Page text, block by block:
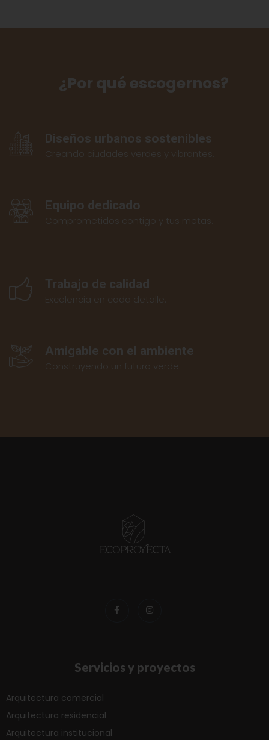
¿Por qué escogernos?
Diseños urbanos sostenibles
Creando ciudades verdes y vibrantes.
Equipo dedicado
Comprometidos contigo y tus metas.
Trabajo de calidad
Excelencia en cada detalle.
Amigable con el ambiente
Construyendo un futuro verde.
Servicios y proyectos
Arquitectura comercial
Arquitectura residencial
Arquitectura institucional